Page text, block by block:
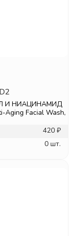
И НИАЦИНАМИД
Aging Facial Wash,
420 ₽
0 шт.